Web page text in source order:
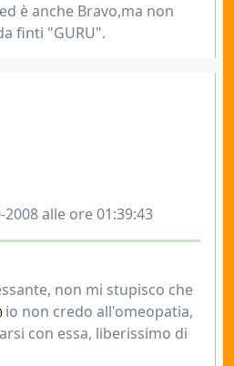
è anche Bravo,ma non
finti "GURU".
alle ore 01:39:43
non mi stupisco che
io non credo all'omeopatia,
con essa, liberissimo di